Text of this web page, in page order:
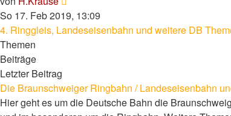
Beitrag
So 17. Feb 2019, 13:09
4. Ringgleis, Landeseisenbahn und weitere DB
Themen
Beiträge
Letzter Beitrag
Die Braunschweiger Ringbahn / Landeseisenbahn
Hier geht es um die Deutsche Bahn die